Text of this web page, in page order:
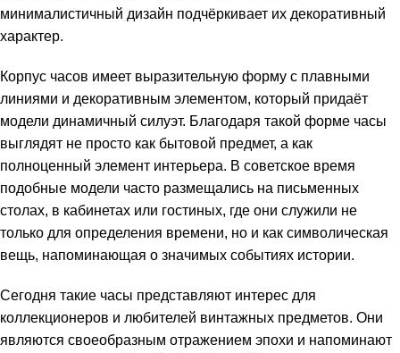
минималистичный дизайн подчёркивает их декоративный
характер.
Корпус часов имеет выразительную форму с плавными
линиями и декоративным элементом, который придаёт
модели динамичный силуэт. Благодаря такой форме часы
выглядят не просто как бытовой предмет, а как
полноценный элемент интерьера. В советское время
подобные модели часто размещались на письменных
столах, в кабинетах или гостиных, где они служили не
только для определения времени, но и как символическая
вещь, напоминающая о значимых событиях истории.
Сегодня такие часы представляют интерес для
коллекционеров и любителей винтажных предметов. Они
являются своеобразным отражением эпохи и напоминают